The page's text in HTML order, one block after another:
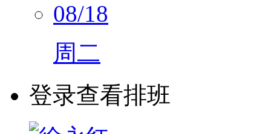
周二
登录查看排班